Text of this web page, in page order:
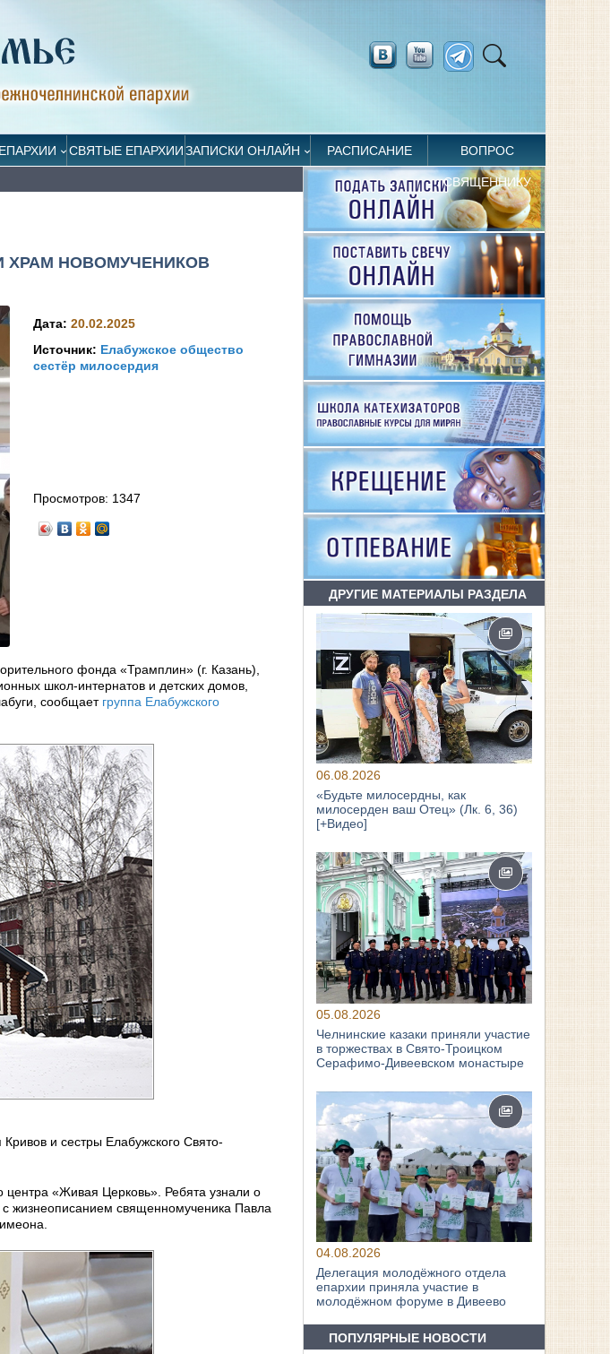
СВЯТЫЕ ЕПАРХИИЗАПИСКИ ОНЛАЙН РАСПИСАНИЕ ВОПРОС
СВЯЩЕННИКУ
ХРАМ НОВОМУЧЕНИКОВ
Дата:20.02.2025
Источник: Елабужское общество
сестёр милосердия
Просмотров: 1347
фонда «Трамплин» (г. Казань),
школ-интернатов и детских домов,
сообщает группа Елабужского
и сестры Елабужского Свято-
центра «Живая Церковь». Ребята узнали о
жизнеописанием священномученика Павла
ДРУГИЕ МАТЕРИАЛЫ РАЗДЕЛА
06.08.2026
«Будьте милосердны, как
милосерден ваш Отец» (Лк. 6, 36)
[+Видео]
05.08.2026
Челнинские казаки приняли участие
в торжествах в Свято‑Троицком
Серафимо‑Дивеевском монастыре
04.08.2026
Делегация молодёжного отдела
епархии приняла участие в
молодёжном форуме в Дивеево
ПОПУЛЯРНЫЕ НОВОСТИ